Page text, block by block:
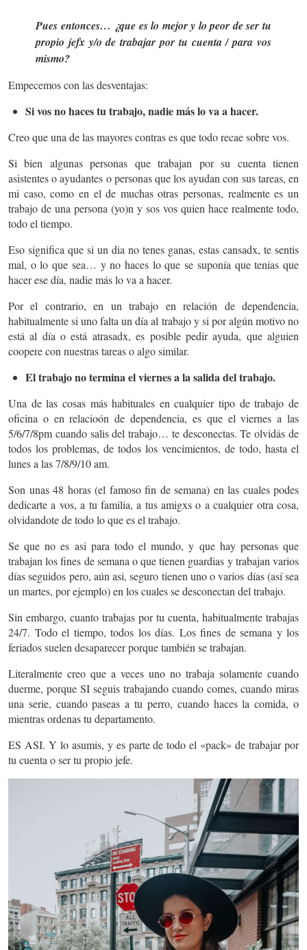
Pues entonces… ¿que es lo mejor y lo peor de ser tu
propio jefx y/o de trabajar por tu cuenta / para vos
mismo?
Empecemos con las desventajas:
Si vos no haces tu trabajo, nadie más lo va a hacer.
Creo que una de las mayores contras es que todo recae sobre vos.
Si bien algunas personas que trabajan por su cuenta tienen
asistentes o ayudantes o personas que los ayudan con sus tareas, en
mi caso, como en el de muchas otras personas, realmente es un
trabajo de una persona (yo)n y sos vos quien hace realmente todo,
todo el tiempo.
Eso significa que si un dia no tenes ganas, estas cansadx, te sentis
mal, o lo que sea… y no haces lo que se suponía que tenías que
hacer ese día, nadie más lo va a hacer.
Por el contrario, en un trabajo en relación de dependencia,
habitualmente si uno falta un día al trabajo y si por algún motivo no
está al día o está atrasadx, es posible pedir ayuda, que alguien
coopere con nuestras tareas o algo similar.
El trabajo no termina el viernes a la salida del trabajo.
Una de las cosas más habituales en cualquier tipo de trabajo de
oficina o en relacioón de dependencia, es que el viernes a las
5/6/7/8pm cuando salis del trabajo… te desconectas. Te olvidás de
todos los problemas, de todos los vencimientos, de todo, hasta el
lunes a las 7/8/9/10 am.
Son unas 48 horas (el famoso fin de semana) en las cuales podes
dedicarte a vos, a tu familia, a tus amigxs o a cualquier otra cosa,
olvidandote de todo lo que es el trabajo.
Se que no es asi para todo el mundo, y que hay personas que
trabajan los fines de semana o que tienen guardias y trabajan varios
días seguidos pero, aún asi, seguro tienen uno o varios días (así sea
un martes, por ejemplo) en los cuales se desconectan del trabajo.
Sin embargo, cuanto trabajas por tu cuenta, habitualmente trabajas
24/7. Todo el tiempo, todos los días. Los fines de semana y los
feriados suelen desaparecer porque también se trabajan.
Literalmente creo que a veces uno no trabaja solamente cuando
duerme, porque SI seguis trabajando cuando comes, cuando miras
una serie, cuando paseas a tu perro, cuando haces la comida, o
mientras ordenas tu departamento.
ES ASI. Y lo asumis, y es parte de todo el «pack» de trabajar por
tu cuenta o ser tu propio jefe.